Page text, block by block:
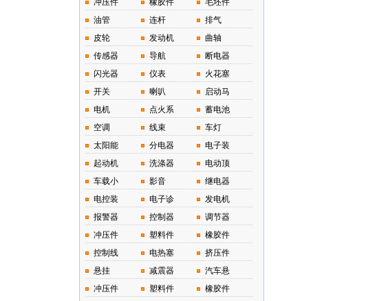
冲压件
橡胶件
毛坯件
油管
连杆
排气
皮轮
发动机
曲轴
传感器
导航
断电器
闪光器
仪表
火花塞
开关
喇叭
启动马
电机
点火系
蓄电池
空调
线束
车灯
太阳能
分电器
电子装
起动机
洗涤器
电动顶
车载小
影音
继电器
电控装
电子诊
发电机
报警器
控制器
调节器
冲压件
塑料件
橡胶件
控制线
电热塞
挤压件
悬挂
减震器
汽车悬
冲压件
塑料件
橡胶件